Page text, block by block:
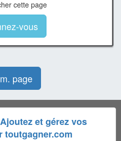
cette page
vous
page
Ajoutez et gérez vos
toutgagner.com